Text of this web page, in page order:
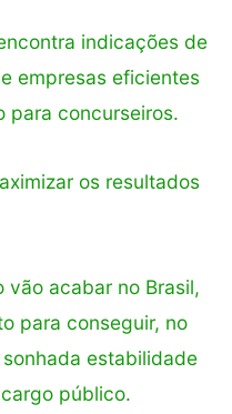
indicações de
empresas eficientes
para concurseiros.
os resultados
vão acabar no Brasil,
para conseguir, no
estabilidade
público.